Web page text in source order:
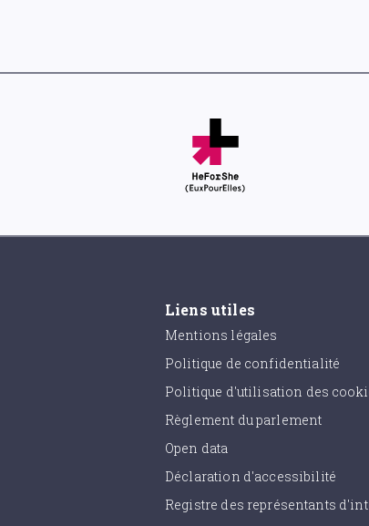
Liens utiles
Mentions légales
Politique de confidentialité
Politique d'utilisation des
Règlement du parlement
Open data
Déclaration d'accessibilité
Registre des représentants